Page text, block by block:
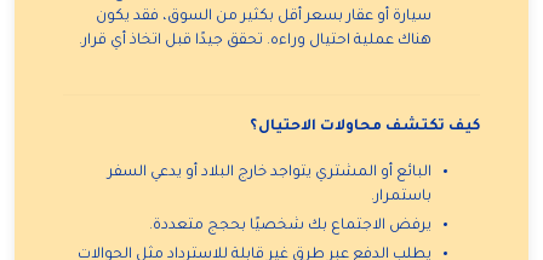
سيارة أو عقار بسعر أقل بكثير من السوق، فقد يكون
هناك عملية احتيال وراءه. تحقق جيدًا قبل اتخاذ أي قرار.
كيف تكتشف محاولات الاحتيال؟
البائع أو المشتري يتواجد خارج البلاد أو يدعي السفر
باستمرار.
يرفض الاجتماع بك شخصيًا بحجج متعددة.
يطلب الدفع عبر طرق غير قابلة للاسترداد مثل الحوالات